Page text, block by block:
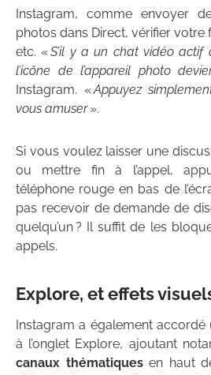
Instagram, comme envoyer
photos dans Direct, vérifier votre
etc. «S’il y a un chat vidéo actif
l’icône de l’appareil photo
Instagram. «Appuyez
vous amuser».
Si vous voulez laisser une
ou mettre fin à l’appel,
téléphone rouge en bas de
pas recevoir de demande de
quelqu’un ? Il suffit de les
appels.
Explore, et effets
Instagram a également
à l’onglet Explore, ajoutant
canaux thématiquesen haut